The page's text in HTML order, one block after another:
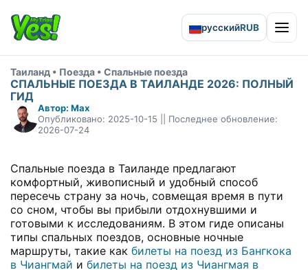
русскийRUB Open
Таиланд • Поезда • Спальные поезда
СПАЛЬНЫЕ ПОЕЗДА В ТАИЛАНДЕ 2026: ПОЛНЫЙ
ГИД
Автор: Max
Опубликовано: 2025-10-15 || Последнее обновление:
2026-07-24
Спальные поезда в Таиланде предлагают
комфортный, живописный и удобный способ
пересечь страну за ночь, совмещая время в пути
со сном, чтобы вы прибыли отдохнувшими и
готовыми к исследованиям. В этом гиде описаны
типы спальных поездов, основные ночные
маршруты, такие как билеты на поезд из Бангкока
в Чиангмай и билеты на поезд из Чиангмая в